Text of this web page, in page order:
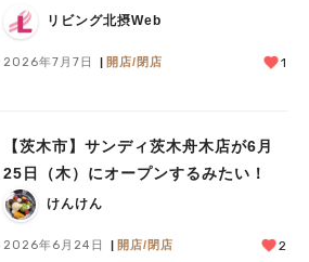
リビング北摂Web
2026年7月7日 開店/閉店 1
【茨木市】サンディ茨木舟木店が6月
25日（木）にオープンするみたい！
けんけん
2026年6月24日 開店/閉店 2